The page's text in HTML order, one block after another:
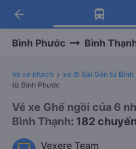
Tải app
Nhận ưu đãi
Tải app Vexere
-30k/ghế khi đặt
arrow_back
Bình Phước Bình
Vé xe khách xe đi Sài Gòn từ Bình
từ Bình Phước
Vé xe Ghế ngồi của 6
Bình Thạnh: 182
Vexere Team